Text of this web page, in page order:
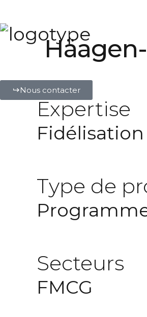
Nous contacter
Expertise
Fidélisation
Type de
Secteurs
FMCG